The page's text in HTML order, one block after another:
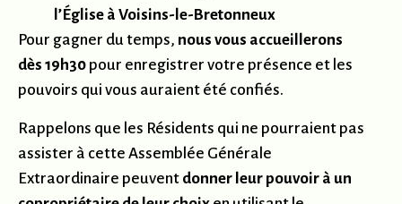
l’Église à Voisins-le-Bretonneux
Pour gagner du temps, nous vous accueillerons
dès 19h30 pour enregistrer votre présence et les
pouvoirs qui vous auraient été confiés.
Rappelons que les Résidents qui ne pourraient pas
assister à cette Assemblée Générale
Extraordinaire peuvent donner leur pouvoir à un